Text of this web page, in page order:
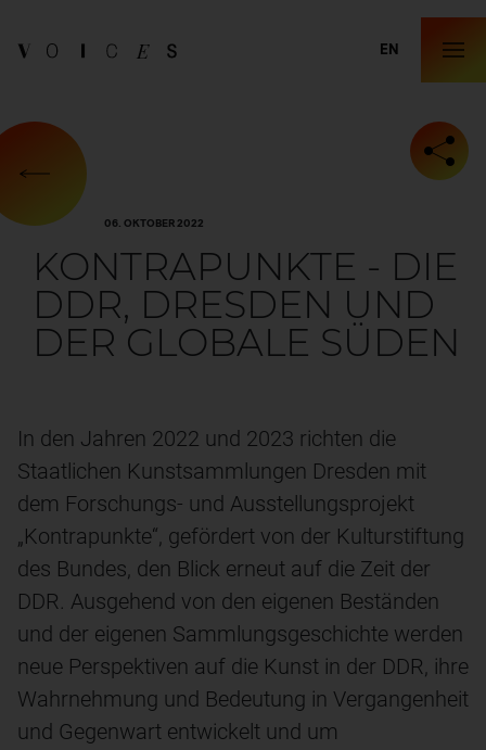
EN
KONTRAPUNKTE - DIE
DDR, DRESDEN UND
DER GLOBALE SÜDEN
06. OKTOBER 2022
In den Jahren 2022 und 2023 richten die
Staatlichen Kunstsammlungen Dresden mit
dem Forschungs- und Ausstellungsprojekt
„Kontrapunkte“, gefördert von der Kulturstiftung
des Bundes, den Blick erneut auf die Zeit der
DDR. Ausgehend von den eigenen Beständen
und der eigenen Sammlungsgeschichte werden
neue Perspektiven auf die Kunst in der DDR, ihre
Wahrnehmung und Bedeutung in Vergangenheit
und Gegenwart entwickelt und um